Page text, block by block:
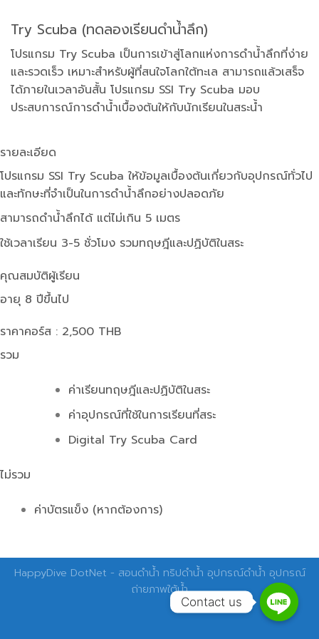
Try Scuba (ทดลองเรียนดำน้ำลึก)
โปรแกรม Try Scuba เป็นการเข้าสู่โลกแห่งการดำน้ำลึกที่ง่าย
และรวดเร็ว เหมาะสำหรับผู้ที่สนใจโลกใต้ทะเล สามารถแล้วเสร็จ
ได้ภายในเวลาอันสั้น โปรแกรม SSI Try Scuba มอบ
ประสบการณ์การดำน้ำเบื้องต้นให้กับนักเรียนในสระน้ำ
รายละเอียด
โปรแกรม SSI Try Scuba ให้ข้อมูลเบื้องต้นเกี่ยวกับอุปกรณ์ทั่วไป
และทักษะที่จำเป็นในการดำน้ำลึกอย่างปลอดภัย
สามารถดำน้ำลึกได้ แต่ไม่เกิน 5 เมตร
ใช้เวลาเรียน 3-5 ชั่วโมง รวมทฤษฎีและปฏิบัติในสระ
คุณสมบัติผู้เรียน
อายุ 8 ปีขึ้นไป
ราคาคอร์ส : 2,500 THB
รวม
ค่าเรียนทฤษฎีและปฏิบัติในสระ
ค่าอุปกรณ์ที่ใช้ในการเรียนที่สระ
Digital Try Scuba Card
ไม่รวม
ค่าบัตรแข็ง (หากต้องการ)
HappyDive DotNet - สอนดำน้ำ ทริปดำน้ำ อุปกรณ์ดำน้ำ อุปกรณ์
ถ่ายภาพใต้น้ำ
Contact us